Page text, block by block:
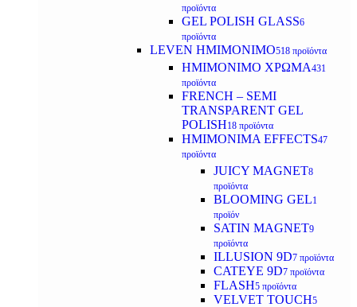
προϊόντα
GEL POLISH GLASS6
προϊόντα
LEVEN ΗΜΙΜΟΝΙΜΟ518 προϊόντα
ΗΜΙΜΟΝΙΜΟ ΧΡΩΜΑ431
προϊόντα
FRENCH – SEMI
TRANSPARENT GEL
POLISH18 προϊόντα
HMIMONIMA EFFECTS47
προϊόντα
JUICY MAGNET8
προϊόντα
BLOOMING GEL1
προϊόν
SATIN MAGNET9
προϊόντα
ILLUSION 9D7 προϊόντα
CATEYE 9D7 προϊόντα
FLASH5 προϊόντα
VELVET TOUCH5